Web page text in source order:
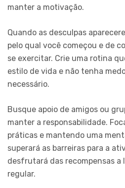
manter a motivação.
Quando as desculpas
pelo qual você começou e de
se exercitar. Crie uma rotina
estilo de vida e não tenha
necessário.
Busque apoio de amigos ou
manter a responsabilidade.
práticas e mantendo uma
superará as barreiras para a
desfrutará das recompensas a
regular.